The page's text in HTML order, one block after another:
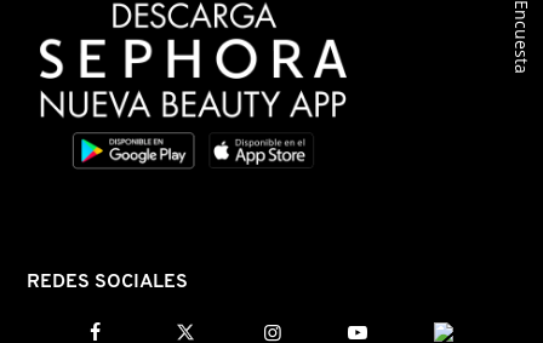
REDES SOCIALES
Encuesta